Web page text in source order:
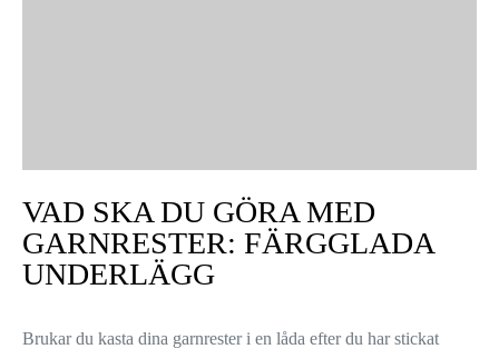
VAD SKA DU GÖRA MED
GARNRESTER: FÄRGGLADA
UNDERLÄGG
Brukar du kasta dina garnrester i en låda efter du har stickat